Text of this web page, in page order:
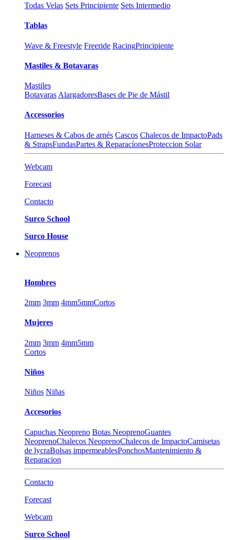
Todas Velas Sets Principiente Sets Intermedio
Tablas
Wave & Freestyle Freeride RacingPrincipiente
Mastiles & Botavaras
Mastiles
Botavaras AlargadoresBases de Pie de Mástil
Accessorios
Harneses & Cabos de arnés Cascos Chalecos de ImpactoPads
& StrapsFundasPartes & ReparacíonesProteccion Solar
Webcam
Forecast
Contacto
Surco School
Surco House
Neoprenos
Hombres
2mm 3mm 4mm5mmCortos
Mujeres
2mm 3mm 4mm5mm
Cortos
Niños
Niños Niñas
Accesorios
Capuchas Neopreno Botas NeoprenoGuantes
NeoprenoChalecos NeoprenoChalecos de ImpactoCamisetas
de lycraBolsas impermeablesPonchosMantenimiento &
Reparacion
Contacto
Forecast
Webcam
Surco School